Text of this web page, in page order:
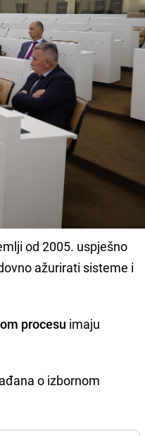
od 2005. uspješno
ažurirati sisteme i
procesu imaju
o izbornom